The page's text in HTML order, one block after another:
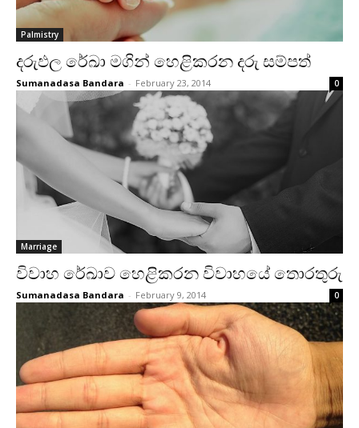
Palmistry
දරුඵල රේඛා මගින් හෙළිකරන දරු සම්පත්
Sumanadasa Bandara - February 23, 2014 0
Marriage
විවාහ රේඛාව හෙළිකරන විවාහයේ තොරතුරු
Sumanadasa Bandara - February 9, 2014 0